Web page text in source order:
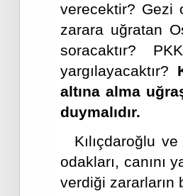
verecektir? Gezi
zarara uğratan
soracaktır?
yargılayacaktır?
altına alma
duymalıdır.
Kılıçdaroğlu
odakları, canını
verdiği zararların